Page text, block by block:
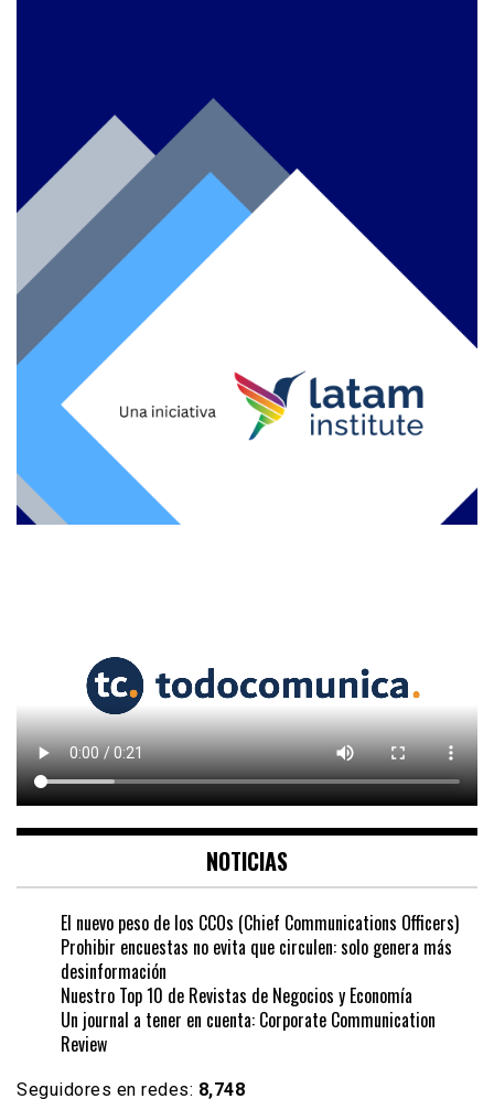
NOTICIAS
El nuevo peso de los CCOs (Chief Communications Officers)
Prohibir encuestas no evita que circulen: solo genera más
desinformación
Nuestro Top 10 de Revistas de Negocios y Economía
Un journal a tener en cuenta: Corporate Communication
Review
Seguidores en redes: 8,748